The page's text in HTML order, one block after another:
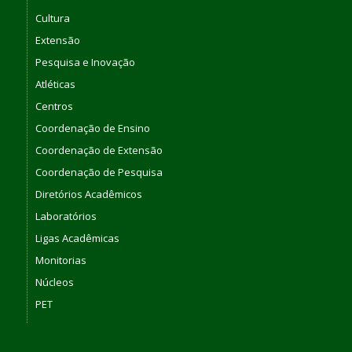
Cultura
Extensão
Pesquisa e Inovação
Atléticas
Centros
Coordenação de Ensino
Coordenação de Extensão
Coordenação de Pesquisa
Diretórios Acadêmicos
Laboratórios
Ligas Acadêmicas
Monitorias
Núcleos
PET